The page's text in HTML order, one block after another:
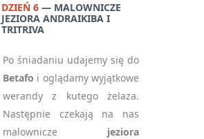
DZIEŃ 6
MALOWNICZE
JEZIORA ANDRAIKIBA I
TRITRIVA
Po śniadaniu udajemy się do
Betafo i oglądamy wyjątkowe
werandy z kutego żelaza.
Następnie czekają na nas
malownicze jeziora